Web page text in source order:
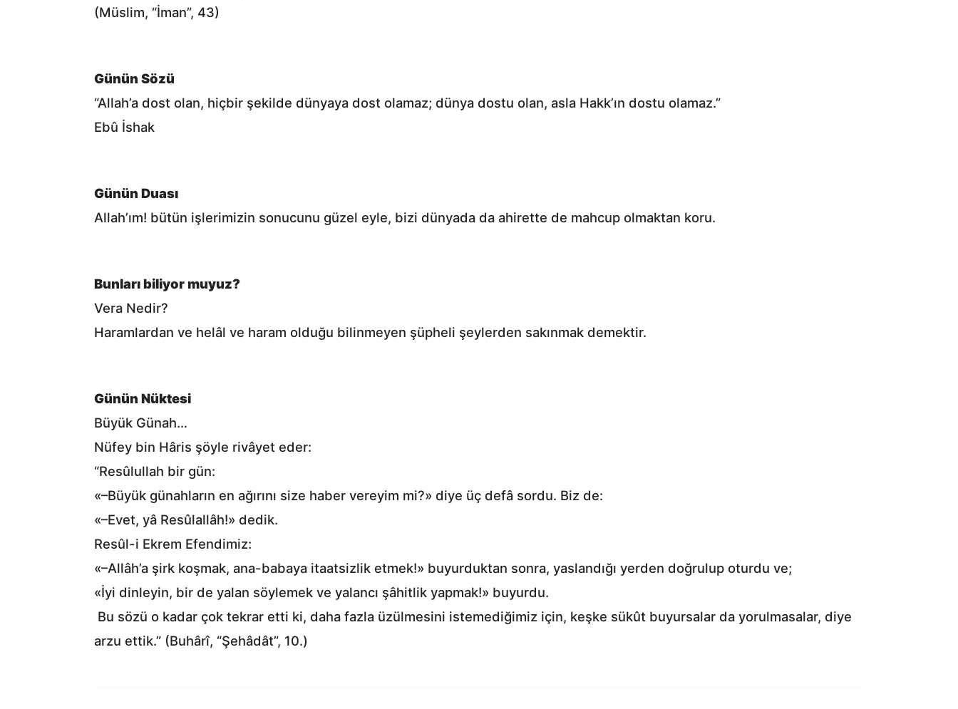
(Müslim, “İman”, 43)
Günün Sözü
“Allah’a dost olan, hiçbir şekilde dünyaya dost olamaz; dünya dostu olan, asla Hakk’ın dostu olamaz.”
Ebû İshak
Günün Duası
Allah’ım! bütün işlerimizin sonucunu güzel eyle, bizi dünyada da ahirette de mahcup olmaktan koru.
Bunları biliyor muyuz?
Vera Nedir?
Haramlardan ve helâl ve haram olduğu bilinmeyen şüpheli şeylerden sakınmak demektir.
Günün Nüktesi
Büyük Günah…
Nüfey bin Hâris şöyle rivâyet eder:
“Resûlullah bir gün:
«–Büyük günahların en ağırını size haber vereyim mi?» diye üç defâ sordu. Biz de:
«–Evet, yâ Resûlallâh!» dedik.
Resûl-i Ekrem Efendimiz:
«–Allâh’a şirk koşmak, ana-babaya itaatsizlik etmek!» buyurduktan sonra, yaslandığı yerden doğrulup oturdu ve;
«İyi dinleyin, bir de yalan söylemek ve yalancı şâhitlik yapmak!» buyurdu.
Bu sözü o kadar çok tekrar etti ki, daha fazla üzülmesini istemediğimiz için, keşke sükût buyursalar da yorulmasalar, diye
arzu ettik.” (Buhârî, “Şehâdât”, 10.)